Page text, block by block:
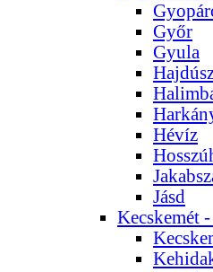
Győr
Gyula
Hévíz
Jásd
Kecskemét